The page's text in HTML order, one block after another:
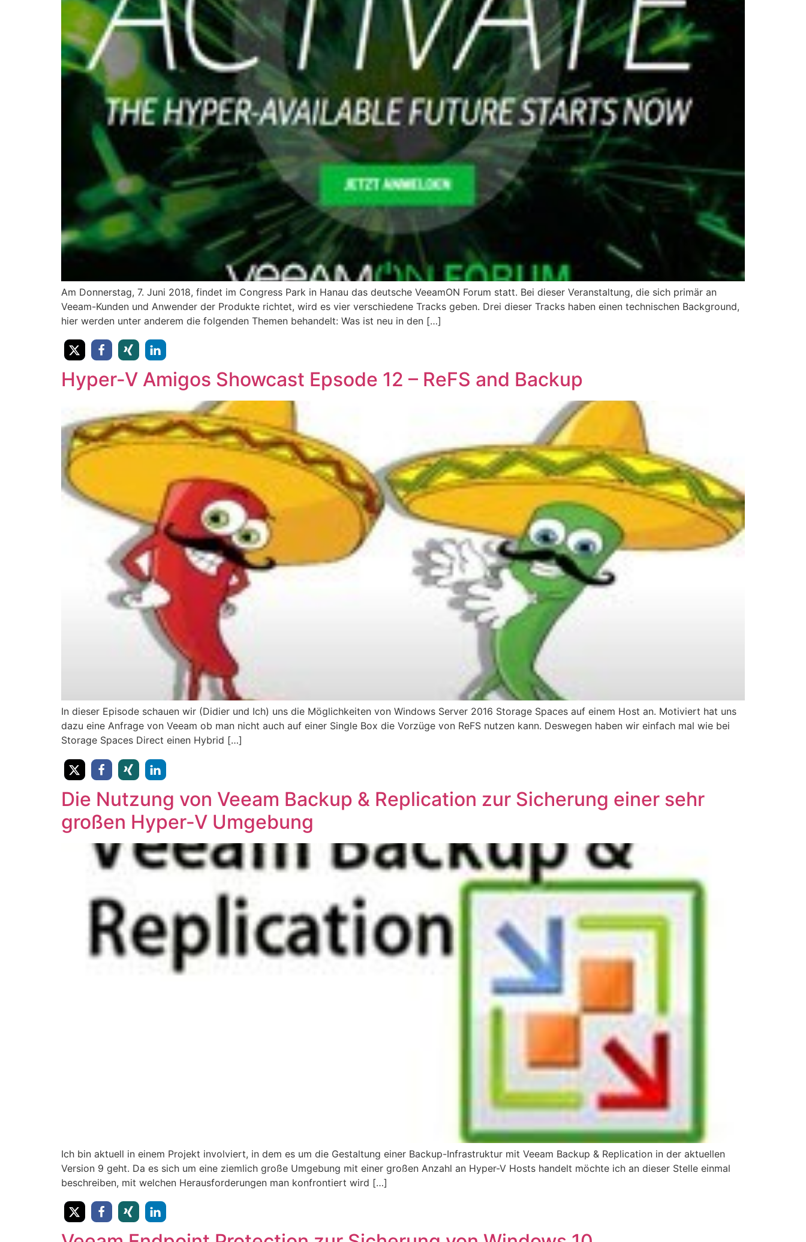
Am Donnerstag, 7. Juni 2018, findet im Congress Park in Hanau das deutsche VeeamON Forum statt. Bei dieser Veranstaltung, die sich primär an
Veeam-Kunden und Anwender der Produkte richtet, wird es vier verschiedene Tracks geben. Drei dieser Tracks haben einen technischen Background,
hier werden unter anderem die folgenden Themen behandelt: Was ist neu in den […]
Hyper-V Amigos Showcast Epsode 12 – ReFS and Backup
In dieser Episode schauen wir (Didier und Ich) uns die Möglichkeiten von Windows Server 2016 Storage Spaces auf einem Host an. Motiviert hat uns
dazu eine Anfrage von Veeam ob man nicht auch auf einer Single Box die Vorzüge von ReFS nutzen kann. Deswegen haben wir einfach mal wie bei
Storage Spaces Direct einen Hybrid […]
Die Nutzung von Veeam Backup & Replication zur Sicherung einer sehr
großen Hyper-V Umgebung
Ich bin aktuell in einem Projekt involviert, in dem es um die Gestaltung einer Backup-Infrastruktur mit Veeam Backup & Replication in der aktuellen
Version 9 geht. Da es sich um eine ziemlich große Umgebung mit einer großen Anzahl an Hyper-V Hosts handelt möchte ich an dieser Stelle einmal
beschreiben, mit welchen Herausforderungen man konfrontiert wird […]